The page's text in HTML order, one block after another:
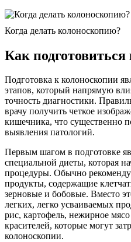
Когда делать колоноскопию?
Как
Подготовка к колоноскопии
этапов, который напрямую
точность диагностики.
врачу получить четкое
кишечника, что существенно
выявления патологий.
Первым шагом в подготовке
специальной диеты, которая
процедуры. Обычно
продукты, содержащие
зерновые и бобовые. Вместо
легких, легко усваиваемых
рис, картофель, нежирное
красителей, которые могут
колоноскопии.